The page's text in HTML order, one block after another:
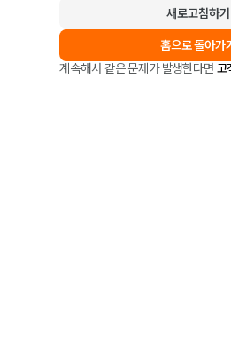
새로고침하기
홈으로 돌아가
계속해서 같은 문제가 발생한다면 고